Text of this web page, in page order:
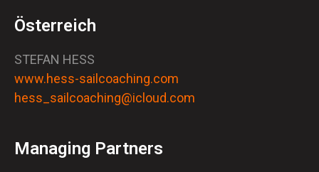
Österreich
STEFAN HESS
www.hess-sailcoaching.com
hess_sailcoaching@icloud.com
Managing Partners